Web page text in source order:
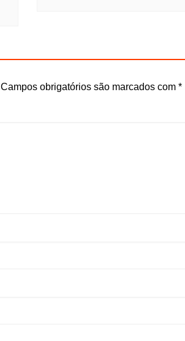
Campos obrigatórios são marcados com *